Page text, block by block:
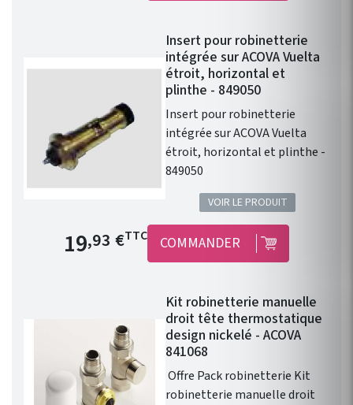
Insert pour robinetterie
intégrée sur ACOVA Vuelta
étroit, horizontal et
plinthe - 849050
Insert pour robinetterie
intégrée sur ACOVA Vuelta
étroit, horizontal et plinthe -
849050
VOIR LE PRODUIT
Prix de base
19,93 €TTC COMMANDER
Kit robinetterie manuelle
droit tête thermostatique
design nickelé - ACOVA
841068
Offre Pack robinetterie Kit
robinetterie manuelle droit